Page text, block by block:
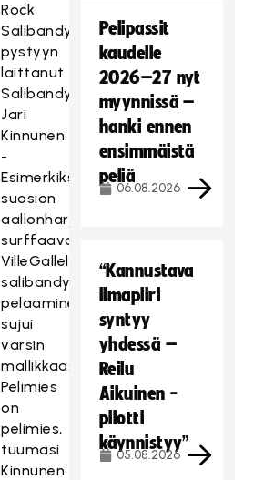
Rock
Salibandyn
pystyyn
laittanut
Salibandyliiton
Jari
Kinnunen.
-
Esimerkiksi
suosion
aallonharjalla
surffaavalta
VilleGallelta
salibandyn
pelaaminen
sujui
varsin
mallikkaasti.
Pelimies
on
pelimies,
tuumasi
Kinnunen.
Pelipassit
kaudelle
2026–27 nyt
myynnissä –
hanki ennen
ensimmäistä
peliä
06.08.2026
“Kannustava
ilmapiiri
syntyy
yhdessä –
Reilu
Aikuinen -
pilotti
käynnistyy”
05.08.2026